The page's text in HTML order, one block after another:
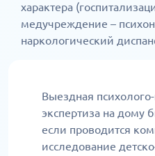
характера
медучреждение –
наркологический
Выездная
экспертиза на дому
если проводится
исследование